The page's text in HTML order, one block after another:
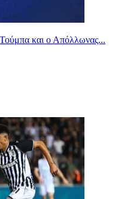
και ο Απόλλωνας...